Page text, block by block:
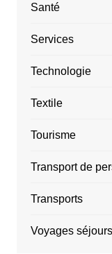
Santé
Services
Technologie
Textile
Tourisme
Transport de
Transports
Voyages séjours